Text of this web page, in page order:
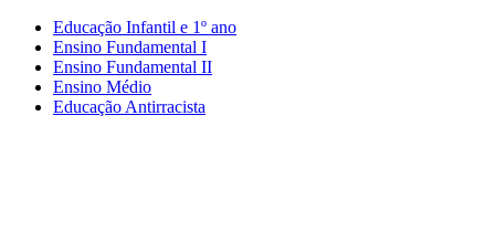
Educação Infantil e 1º ano
Ensino Fundamental I
Ensino Fundamental II
Ensino Médio
Educação Antirracista